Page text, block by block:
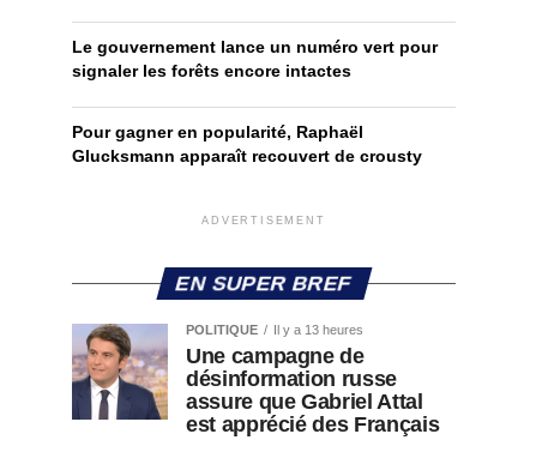
Le gouvernement lance un numéro vert pour
signaler les forêts encore intactes
Pour gagner en popularité, Raphaël
Glucksmann apparaît recouvert de crousty
ADVERTISEMENT
EN SUPER BREF
POLITIQUE Il y a 13 heures
Une campagne de
désinformation russe
assure que Gabriel Attal
est apprécié des Français